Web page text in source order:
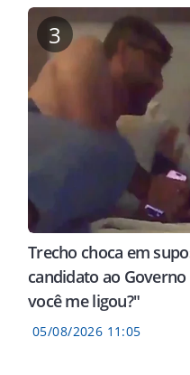
3
Trecho choca em
candidato ao
você me ligou?"
05/08/2026 11:05